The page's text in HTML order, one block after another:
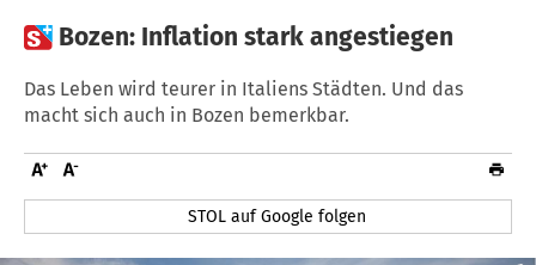
 Bozen: Inflation stark angestiegen
Das Leben wird teurer in Italiens Städten. Und das
macht sich auch in Bozen bemerkbar.
STOL auf Google folgen